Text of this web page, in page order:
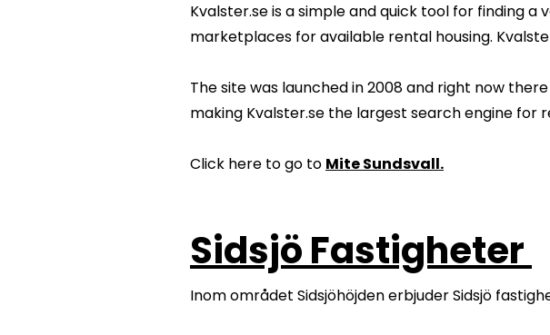
Kvalster.se is a simple and quick tool for finding
marketplaces for available rental housing.
The site was launched in 2008 and right now
making Kvalster.se the largest search engine for
Click here to go to Mite Sundsvall.
Sidsjö Fastigheter
Inom området Sidsjöhöjden erbjuder Sidsjö